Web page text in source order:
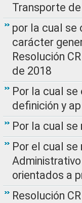
Transporte
por la cual se
carácter
Resolución
de 2018
Por la cual
definición y
Por la cual
Por el cual
orientados a
Resolución